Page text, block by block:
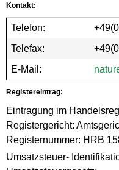
Kontakt:
Telefon:
Telefax:
E-Mail:
Registereintrag:
Eintragung im
Registergericht:
Registernummer: HRB
Umsatzsteuer-